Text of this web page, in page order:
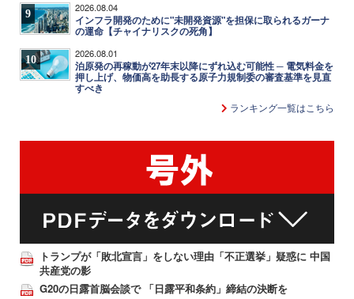
9 2026.08.04
インフラ開発のために"未開発資源"を担保に取られるガーナ
の運命【チャイナリスクの死角】
10 2026.08.01
泊原発の再稼動が27年末以降にずれ込む可能性 ─ 電気料金を
押し上げ、物価高を助長する原子力規制委の審査基準を見直
すべき
ランキング一覧はこちら
トランプが「敗北宣言」をしない理由「不正選挙」疑惑に 中国
共産党の影
G20の日露首脳会談で 「日露平和条約」締結の決断を